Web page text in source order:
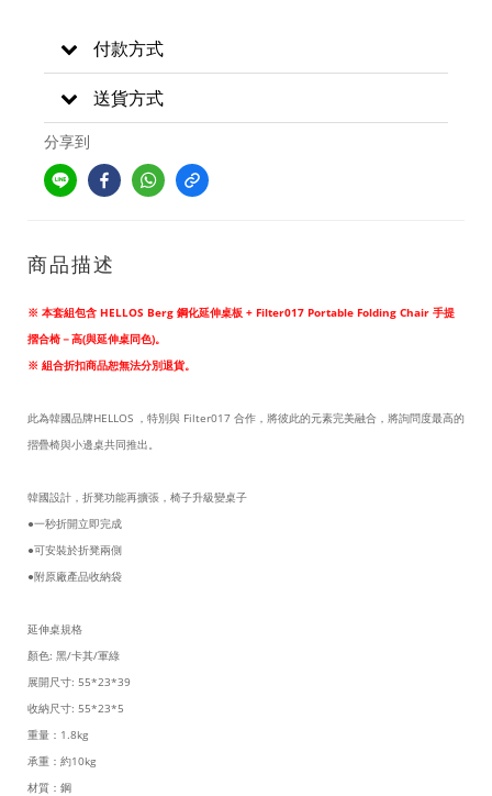
付款方式
送貨方式
分享到
商品描述
※ 本套組包含 HELLOS Berg 鋼化延伸桌板 + Filter017 Portable Folding Chair 手提
摺合椅－高(與延伸桌同色)。
※ 組合折扣商品恕無法分別退貨。
此為韓國品牌HELLOS ，特別與 Filter017 合作，將彼此的元素完美融合，將詢問度最高的
摺疊椅與小邊桌共同推出。
韓國設計，折凳功能再擴張，椅子升級變桌子
●一秒折開立即完成
●可安裝於折凳兩側
●附原廠產品收納袋
延伸桌規格
顏色: 黑/卡其/軍綠
展開尺寸: 55*23*39
收納尺寸: 55*23*5
重量：1.8kg
承重：約10kg
材質：鋼